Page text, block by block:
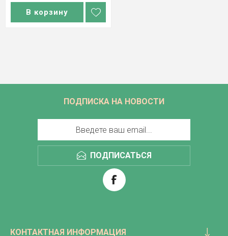
В корзину
ПОДПИСКА НА НОВОСТИ
ПОДПИСАТЬСЯ
КОНТАКТНАЯ ИНФОРМАЦИЯ